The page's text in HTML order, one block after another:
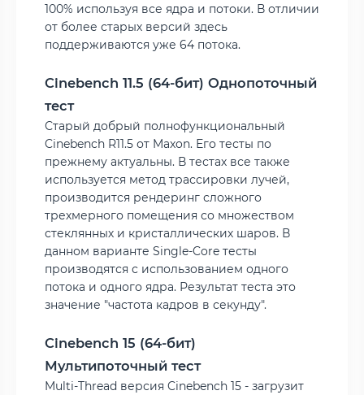
100% используя все ядра и потоки. В отличии
от более старых версий здесь
поддерживаются уже 64 потока.
Cinebench 11.5 (64-бит) Однопоточный
тест
Старый добрый полнофункциональный
Cinebench R11.5 от Maxon. Его тесты по
прежнему актуальны. В тестах все также
используется метод трассировки лучей,
производится рендеринг сложного
трехмерного помещения со множеством
стеклянных и кристаллических шаров. В
данном варианте Single-Core тесты
производятся с использованием одного
потока и одного ядра. Результат теста это
значение "частота кадров в секунду".
Cinebench 15 (64-бит)
Мультипоточный тест
Multi-Thread версия Cinebench 15 - загрузит